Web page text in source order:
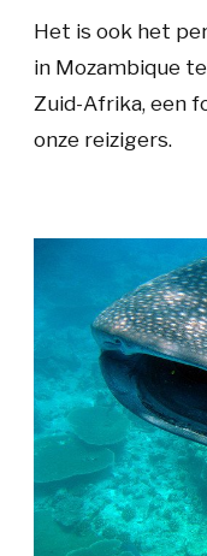
Het is ook het
in Mozambique
Zuid-Afrika, een
onze reizigers.